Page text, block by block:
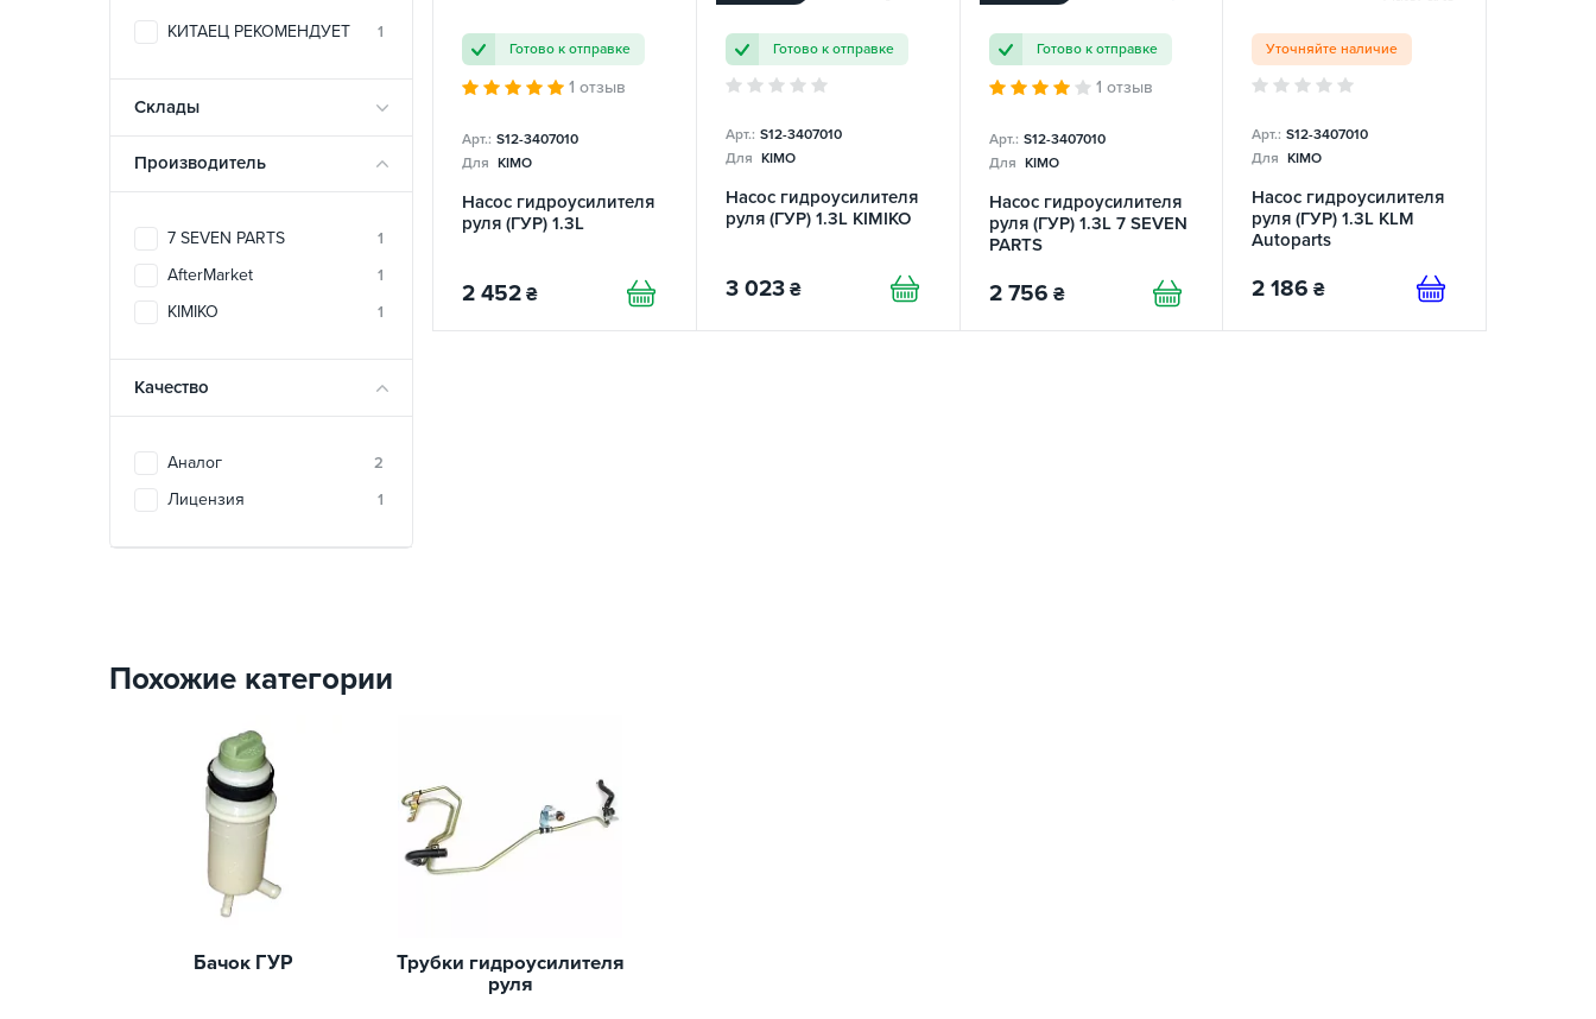
КИТАЕЦ РЕКОМЕНДУЕТ 1
Склады
Производитель
7 SEVEN PARTS 1
AfterMarket 1
KIMIKO 1
Качество
Аналог 2
Лицензия 1
Готово к отправке
1 отзыв
Арт.: S12-3407010
Для KIMO
Насос гидроусилителя
руля (ГУР) 1.3L
2 452 ₴
Готово к отправке
Арт.: S12-3407010
Для KIMO
Насос гидроусилителя
руля (ГУР) 1.3L KIMIKO
3 023 ₴
Готово к отправке
1 отзыв
Арт.: S12-3407010
Для KIMO
Насос гидроусилителя
руля (ГУР) 1.3L 7 SEVEN
PARTS
2 756 ₴
Уточняйте наличие
Арт.: S12-3407010
Для KIMO
Насос гидроусилителя
руля (ГУР) 1.3L KLM
Autoparts
2 186 ₴
Похожие категории
Бачок ГУР
Трубки гидроусилителя
руля